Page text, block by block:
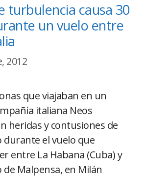
turbulencia causa 30
un vuelo entre
2012
que viajaban en un
italiana Neos
heridas y contusiones de
durante el vuelo que
entre La Habana (Cuba) y
Malpensa, en Milán